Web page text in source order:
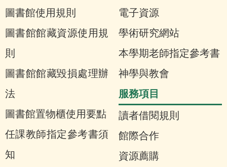
圖書館使用規則
圖書館館藏資源使用規
則
圖書館館藏毀損處理辦
法
圖書館置物櫃使用要點
任課教師指定參考書須
知
電子資源
學術研究網站
本學期老師指定參考書
神學與教會
服務項目
讀者借閱規則
館際合作
資源薦購